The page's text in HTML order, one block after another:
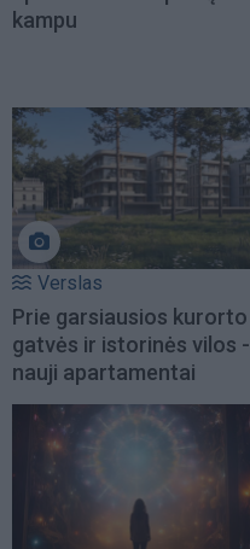
kampu
Verslas
Prie garsiausios kurorto
gatvės ir istorinės vilos -
nauji apartamentai